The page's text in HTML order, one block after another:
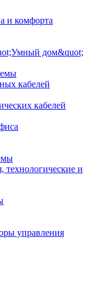
и комфорта
дом&quot;
кабелей
кабелей
и
управления